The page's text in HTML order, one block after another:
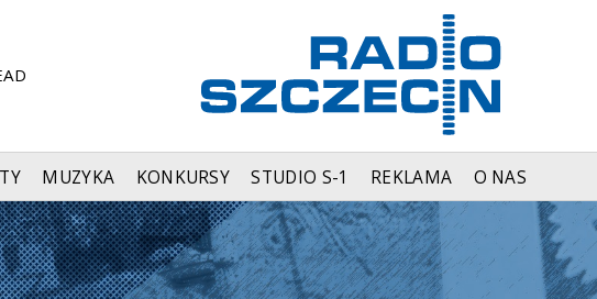
MUZYKA KONKURSY STUDIO S-1 REKLAMA O NAS